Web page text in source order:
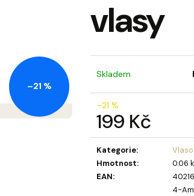
vlasy
Skladem
–21 %
199 Kč
Měrná
cena:
Kategorie:
Hmotnost:
0.06
EAN:
4-
–21 %
BERRY
95 Kč